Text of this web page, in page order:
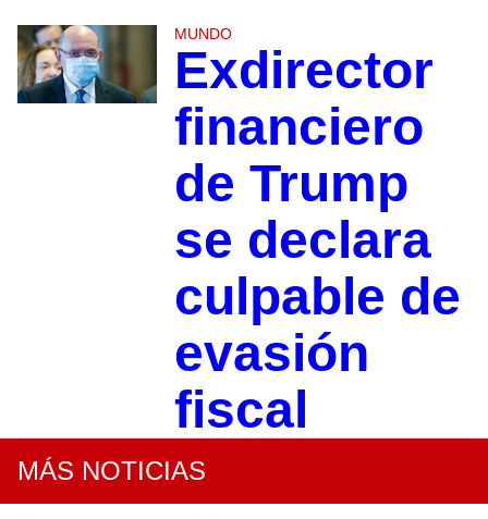
MUNDO
Exdirector
financiero
de Trump
se declara
culpable de
evasión
fiscal
MÁS NOTICIAS